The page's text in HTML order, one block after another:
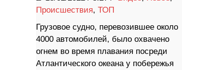
Происшествия, ТОП
Грузовое судно, перевозившее около
4000 автомобилей, было охвачено
огнем во время плавания посреди
Атлантического океана у побережья